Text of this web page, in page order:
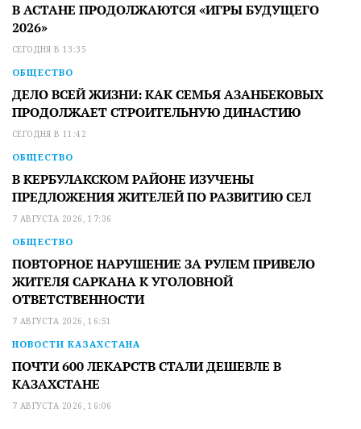
В АСТАНЕ ПРОДОЛЖАЮТСЯ «ИГРЫ БУДУЩЕГО
2026»
СЕГОДНЯ В 13:35
ОБЩЕСТВО
ДЕЛО ВСЕЙ ЖИЗНИ: КАК СЕМЬЯ АЗАНБЕКОВЫХ
ПРОДОЛЖАЕТ СТРОИТЕЛЬНУЮ ДИНАСТИЮ
СЕГОДНЯ В 11:42
ОБЩЕСТВО
В КЕРБУЛАКСКОМ РАЙОНЕ ИЗУЧЕНЫ
ПРЕДЛОЖЕНИЯ ЖИТЕЛЕЙ ПО РАЗВИТИЮ СЕЛ
7 АВГУСТА 2026, 17:36
ОБЩЕСТВО
ПОВТОРНОЕ НАРУШЕНИЕ ЗА РУЛЕМ ПРИВЕЛО
ЖИТЕЛЯ САРКАНА К УГОЛОВНОЙ
ОТВЕТСТВЕННОСТИ
7 АВГУСТА 2026, 16:51
НОВОСТИ КАЗАХСТАНА
ПОЧТИ 600 ЛЕКАРСТВ СТАЛИ ДЕШЕВЛЕ В
КАЗАХСТАНЕ
7 АВГУСТА 2026, 16:06